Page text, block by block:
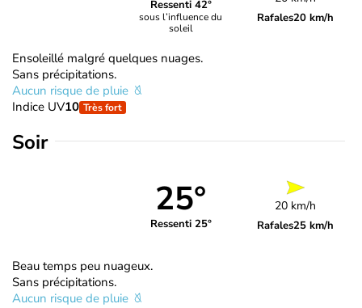
Ressenti 42°
sous l’influence du
soleil
Rafales20 km/h
Ensoleillé malgré quelques nuages.
Sans précipitations.
Aucun risque de pluie
Indice UV10 Très fort
Soir
25°
Ressenti 25°
20 km/h
Rafales25 km/h
Beau temps peu nuageux.
Sans précipitations.
Aucun risque de pluie